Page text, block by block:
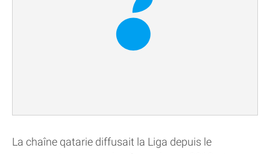
La chaîne qatarie diffusait la Liga depuis le